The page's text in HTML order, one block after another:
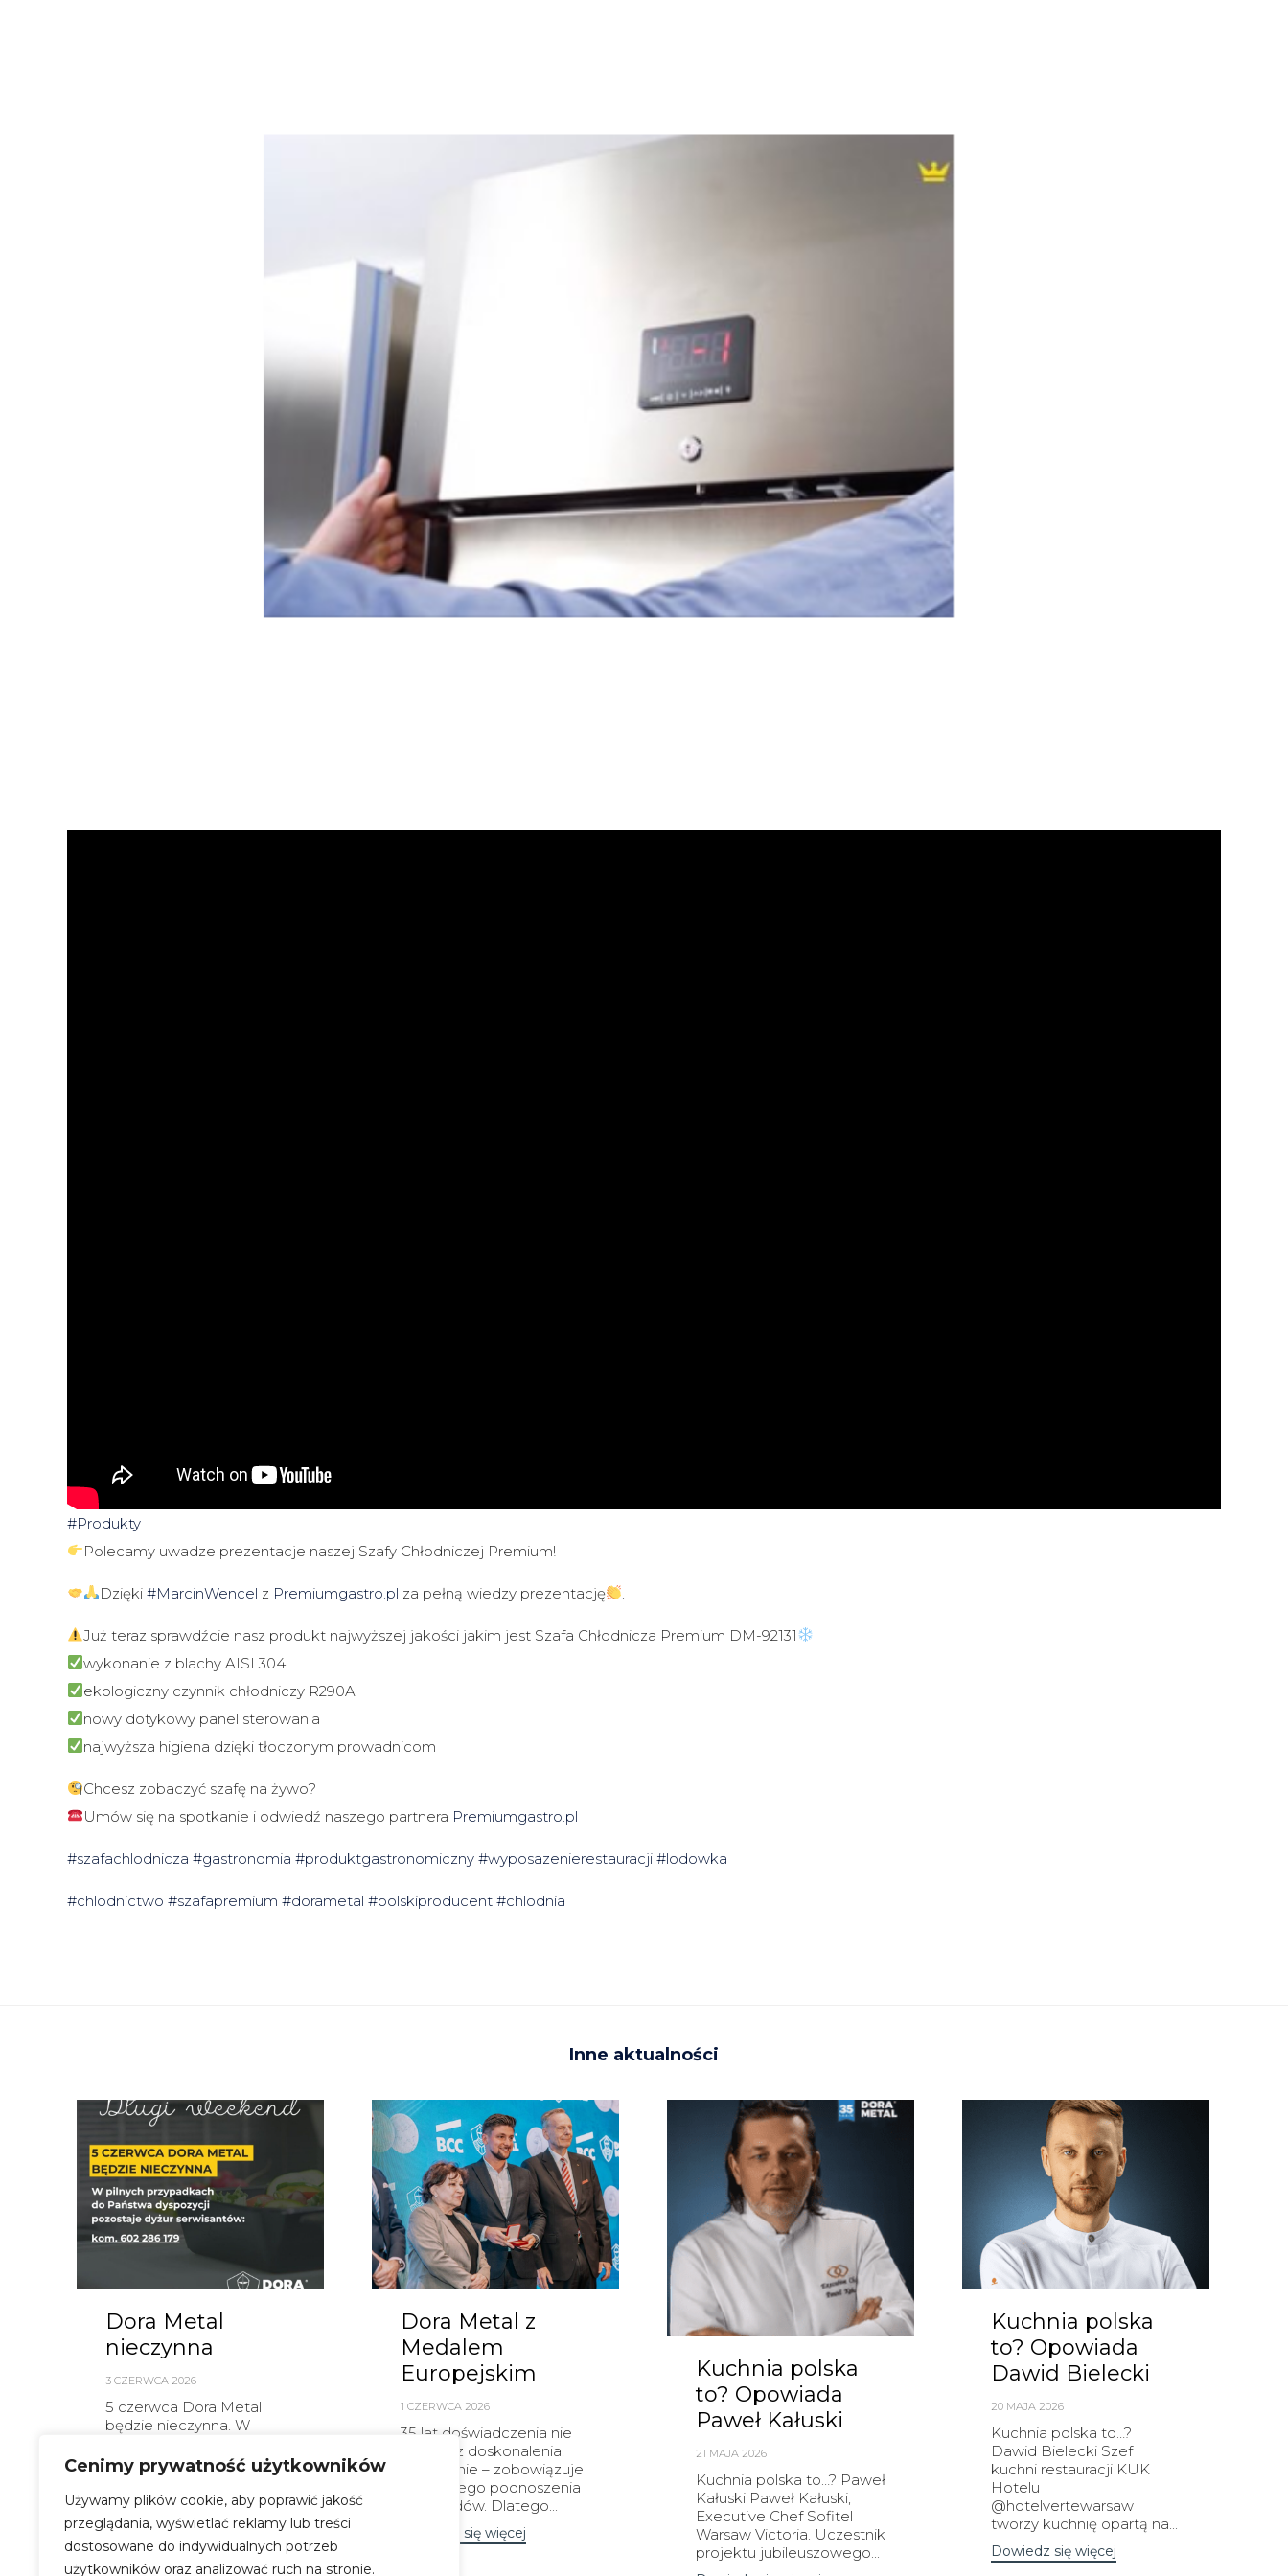
Cenimy prywatność użytkowników
Używamy plików cookie, aby poprawić jakość
przeglądania, wyświetlać reklamy lub treści
dostosowane do indywidualnych potrzeb
użytkowników oraz analizować ruch na stronie.
#Produkty
Polecamy uwadze prezentacje naszej Szafy Chłodniczej Premium!
Dzięki#MarcinWencel z Premiumgastro.pl za pełną wiedzy prezentację
Już teraz sprawdźcie nasz produkt najwyższej jakości jakim jest Szafa Chłodnicza Premium DM-92131
wykonanie z blachy AISI 304
ekologiczny czynnik chłodniczy R290A
nowy dotykowy panel sterowania
najwyższa higiena dzięki tłoczonym prowadnicom
Chcesz zobaczyć szafę na żywo?
Umów się na spotkanie i odwiedź naszego partnera Premiumgastro.pl
#szafachlodnicza #gastronomia #produktgastronomiczny #wyposazenierestauracji #lodowka
#chlodnictwo #szafapremium #dorametal #polskiproducent #chlodnia
Inne aktualności
Dora Metal
nieczynna
3 CZERWCA 2026
5 czerwca Dora Metal
będzie nieczynna. W
Państwa dyspozycji
pozostaje dyżur
serwisantów:...
Dowiedz się więcej
Dora Metal z
Medalem
Europejskim
1 CZERWCA 2026
35 lat doświadczenia nie
zwalnia z doskonalenia.
Przeciwnie – zobowiązuje
do ciągłego podnoszenia
standardów. Dlatego...
Dowiedz się więcej
Kuchnia polska
to? Opowiada
Paweł Kałuski
21 MAJA 2026
Kuchnia polska to…? Paweł
Kałuski Paweł Kałuski,
Executive Chef Sofitel
Warsaw Victoria. Uczestnik
projektu jubileuszowego...
Kuchnia polska
to? Opowiada
Dawid Bielecki
20 MAJA 2026
Kuchnia polska to…?
Dawid Bielecki Szef
kuchni restauracji KUK
Hotelu
@hotelvertewarsaw
tworzy kuchnię opartą na...
Dowiedz się więcej